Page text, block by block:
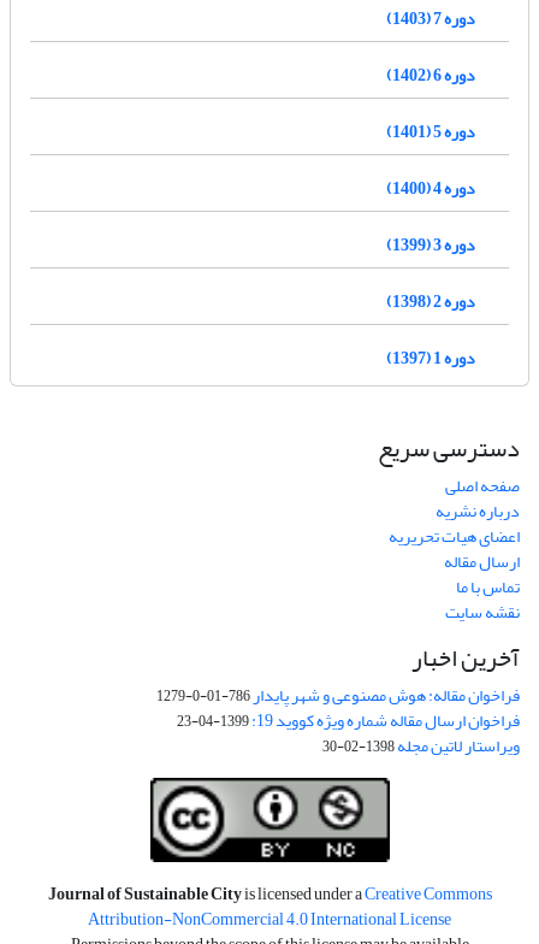
دوره 7 (1403)
دوره 6 (1402)
دوره 5 (1401)
دوره 4 (1400)
دوره 3 (1399)
دوره 2 (1398)
دوره 1 (1397)
دسترسی سریع
صفحه اصلی
درباره نشریه
اعضای هیات تحریریه
ارسال مقاله
تماس با ما
نقشه سایت
آخرین اخبار
فراخوان مقاله: هوش مصنوعی و شهر پایدار786-01-0-1279
فراخوان ارسال مقاله شماره ویژه کووید 19: 1399-04-23
ویراستار لاتین مجله1398-02-30
Journal of Sustainable Cityis licensed under aCreative Commons
Attribution-NonCommercial 4.0 International License